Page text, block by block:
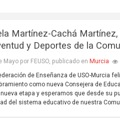
Martínez-Cachá
y Deportes de la
Mayo por FEUSO, publicado en Murcia
de Enseñanza de USO-Murcia
como nueva Consejera de
etapa y esperamos que desde su
del sistema educativo de nuestra